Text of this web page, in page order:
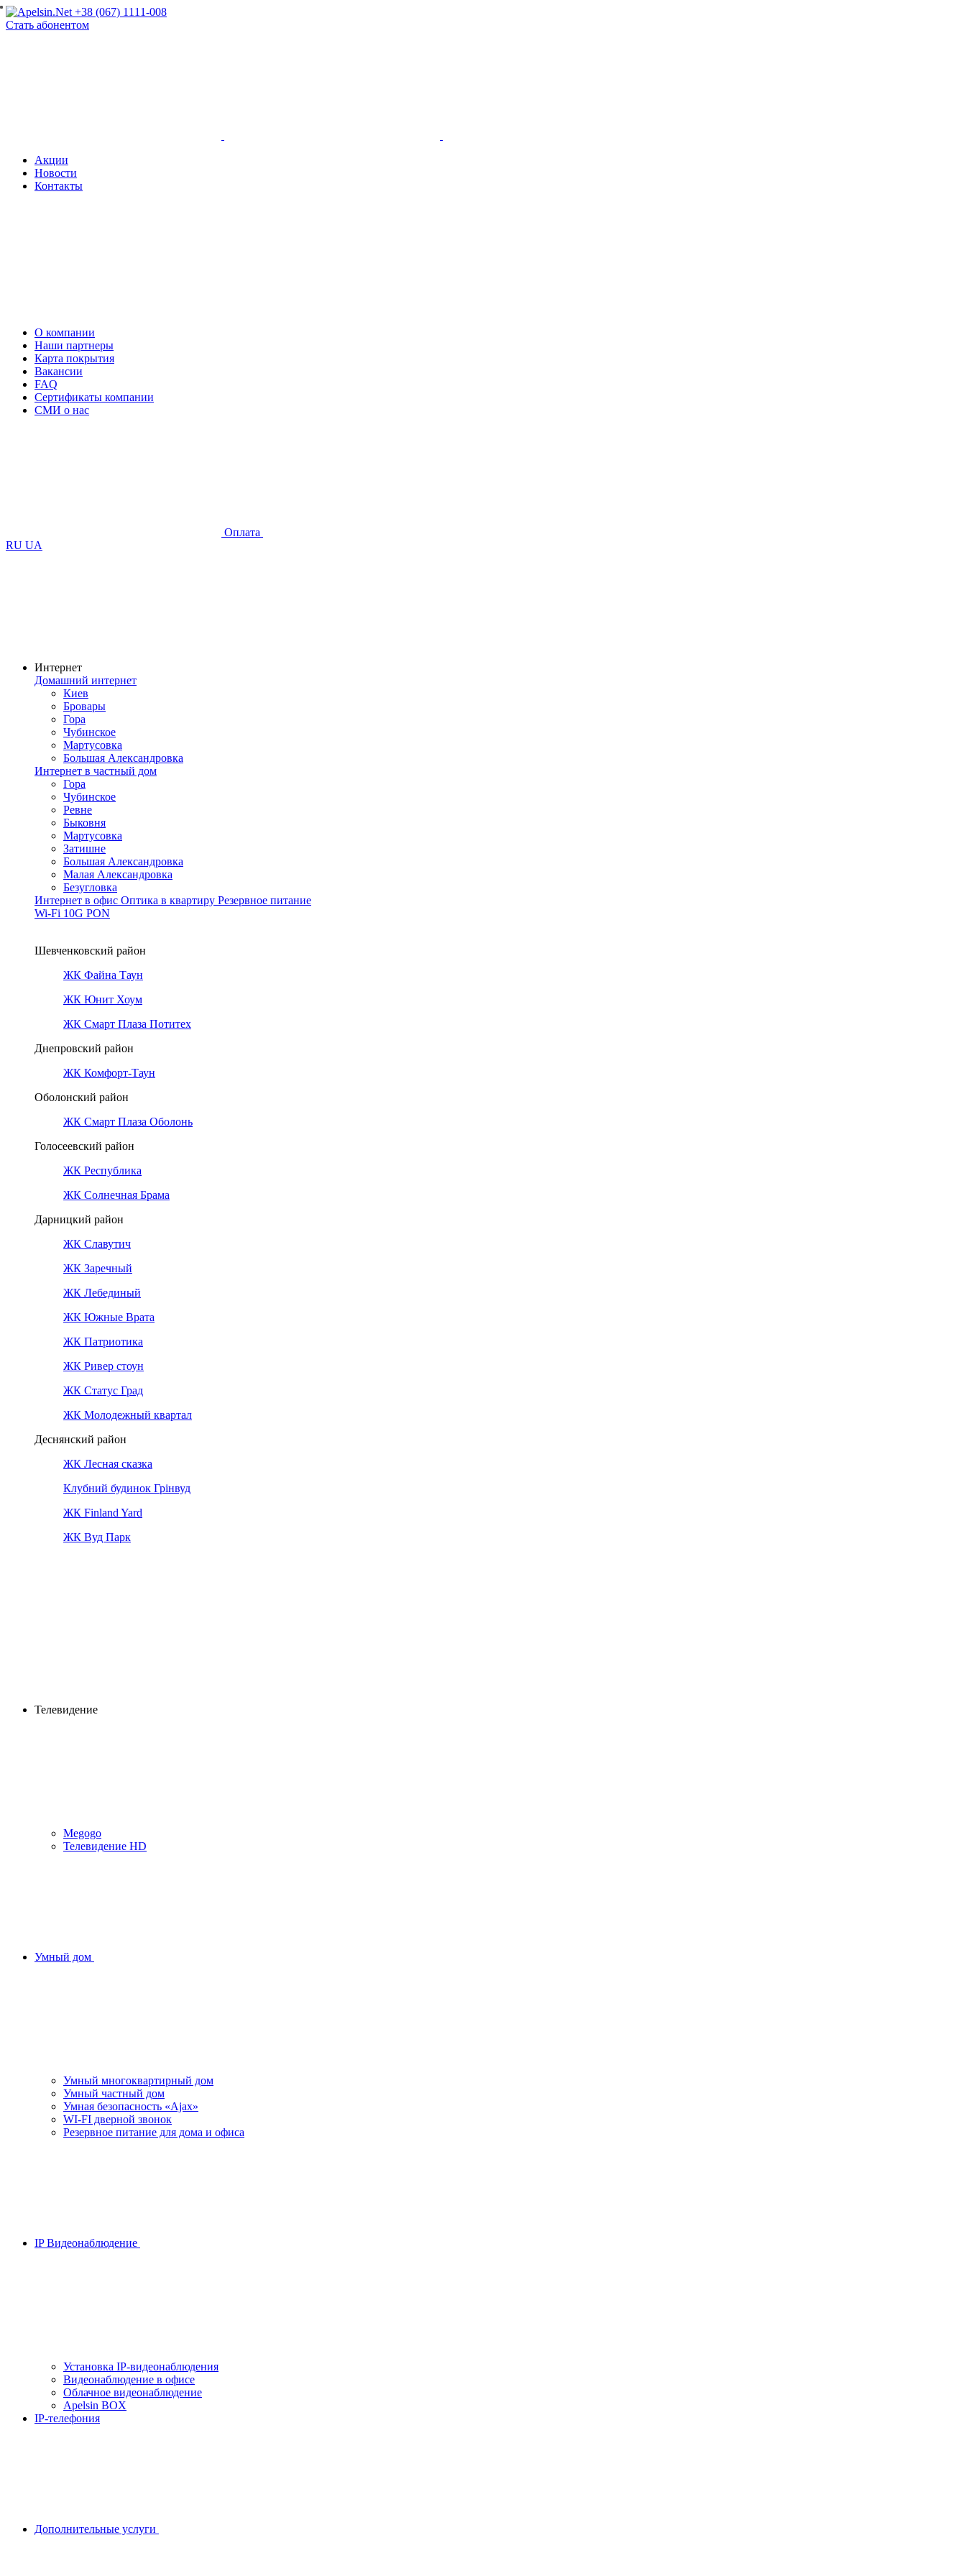
+38 (067) 1111-008
Стать абонентом
Акции
Новости
Контакты
О компании
Наши партнеры
Карта покрытия
Вакансии
FAQ
Сертификаты компании
СМИ о нас
Оплата
RU UA
Интернет
Домашний интернет
Киев
Бровары
Гора
Чубинское
Мартусовка
Большая Александровка
Интернет в частный дом
Гора
Чубинское
Ревне
Быковня
Мартусовка
Затишне
Большая Александровка
Малая Александровка
Безугловка
Интернет в офис Оптика в квартиру Резервное питание
Wi-Fi 10G PON
Шевченковский район
ЖК Файна Таун
ЖК Юнит Хоум
ЖК Смарт Плаза Потитех
Днепровский район
ЖК Комфорт-Таун
Оболонский район
ЖК Смарт Плаза Оболонь
Голосеевский район
ЖК Республика
ЖК Солнечная Брама
Дарницкий район
ЖК Славутич
ЖК Заречный
ЖК Лебединый
ЖК Южные Врата
ЖК Патриотика
ЖК Ривер стоун
ЖК Статус Град
ЖК Молодежный квартал
Деснянский район
ЖК Лесная сказка
Клубний будинок Грінвуд
ЖК Finland Yard
ЖК Вуд Парк
Телевидение
Megogo
Телевидение HD
Умный дом
Умный многоквартирный дом
Умный частный дом
Умная безопасность «Ajax»
WI-FI дверной звонок
Резервное питание для дома и офиса
IP Видеонаблюдение
Установка IP-видеонаблюдения
Видеонаблюдение в офисе
Облачное видеонаблюдение
Apelsin BOX
IP-телефония
Дополнительные услуги